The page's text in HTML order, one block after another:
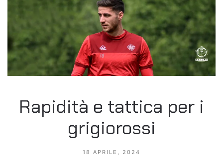
Rapidità e tattica per i
grigiorossi
18 APRILE, 2024